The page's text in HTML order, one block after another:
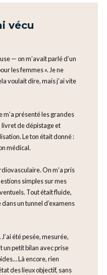
vécu
— on m’avait parlé d’un
les femmes ». Je ne
voulait dire, mais j’ai vite
m’a présenté les grandes
livret de dépistage et
Le ton était donné :
médical.
On m’a pris
simples sur mes
Tout était fluide,
dans un tunnel d’examens
été pesée, mesurée,
un petit bilan avec prise
Là encore, rien
des lieux objectif, sans